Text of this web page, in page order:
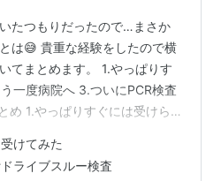
たつもりだったので…まさか
は😅 貴重な経験をしたので横
てまとめます。 1.やっぱりす
一度病院へ 3.ついにPCR検査
め 1.やっぱりすぐには受けら
突然やってきた... まさかのわ
が出たのでまぁ月曜日には治
けてみた
ドライブスルー検査